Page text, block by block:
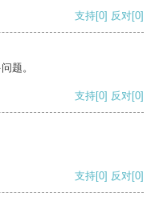
支持[0] 反对[0]
题。
支持[0] 反对[0]
支持[0] 反对[0]